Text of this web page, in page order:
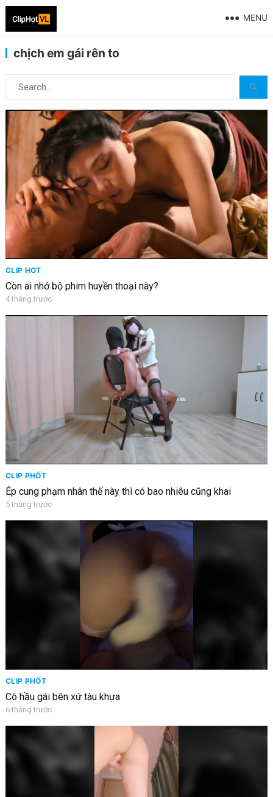
MENU
chịch em gái rên to
CLIP HOT
Còn ai nhớ bộ phim huyền thoại này?
4 tháng trước
CLIP PHỐT
Ép cung phạm nhân thế này thì có bao nhiêu cũng khai
5 tháng trước
CLIP PHỐT
Cô hầu gái bên xứ tàu khựa
6 tháng trước